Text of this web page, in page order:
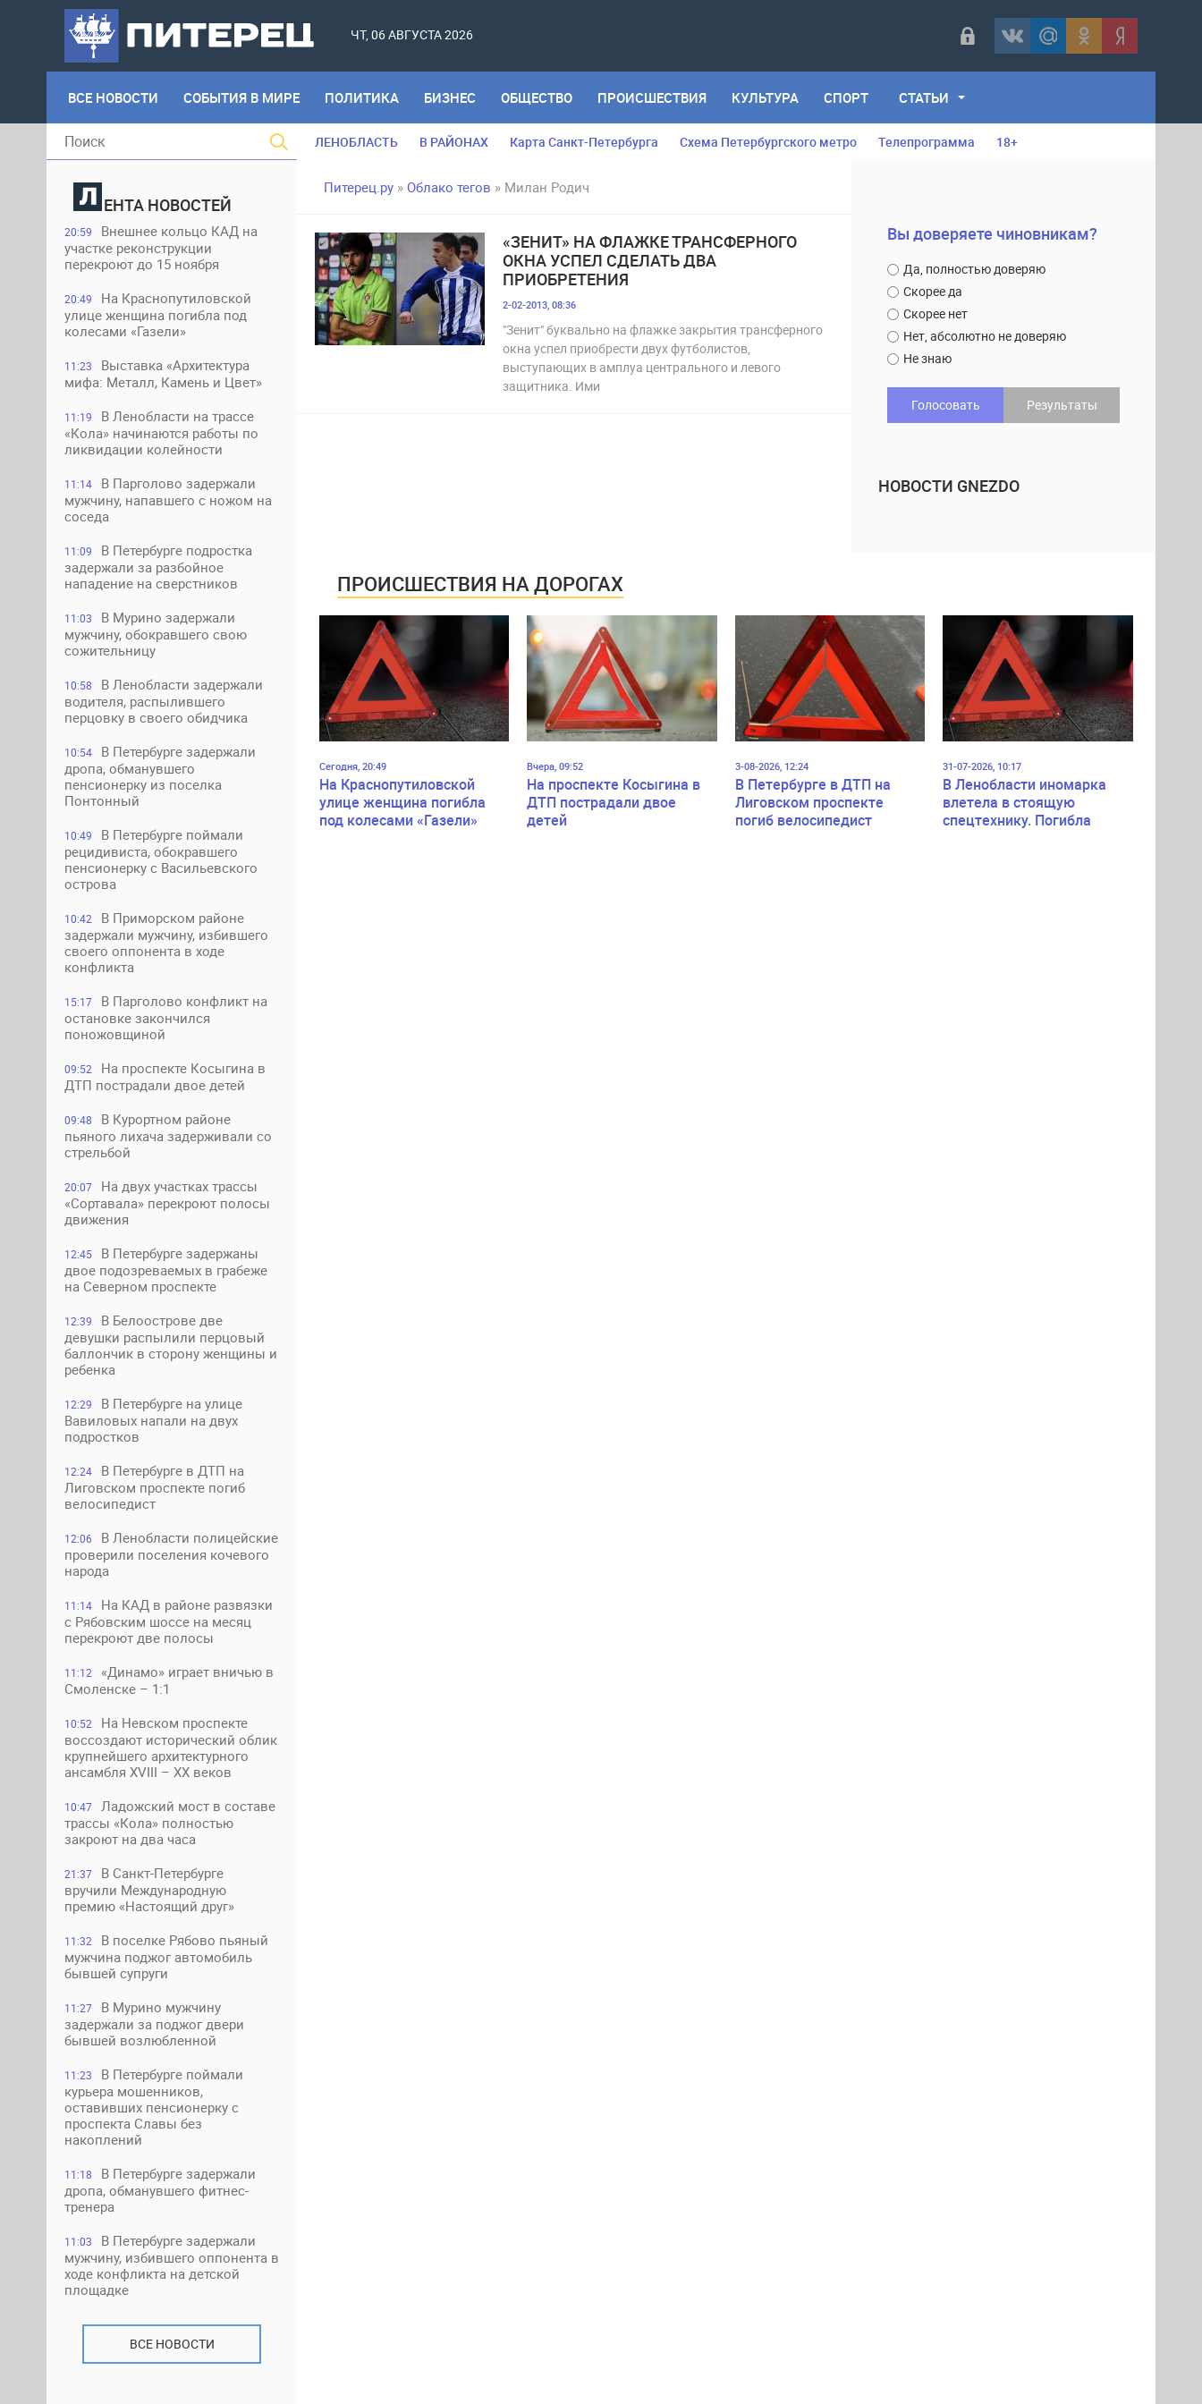
ЧТ, 06 АВГУСТА 2026
ВСЕ НОВОСТИ СОБЫТИЯ В МИРЕ ПОЛИТИКА БИЗНЕС ОБЩЕСТВО ПРОИСШЕСТВИЯ КУЛЬТУРА СПОРТ СТАТЬИ
ЕНТА НОВОСТЕЙ
20:59
Внешнее кольцо КАД на
участке реконструкции
перекроют до 15 ноября
20:49
На Краснопутиловской
улице женщина погибла под
колесами «Газели»
11:23
Выставка «Архитектура
мифа: Металл, Камень и Цвет»
11:19
В Ленобласти на трассе
«Кола» начинаются работы по
ликвидации колейности
11:14
В Парголово задержали
мужчину, напавшего с ножом на
соседа
11:09
В Петербурге подростка
задержали за разбойное
нападение на сверстников
11:03
В Мурино задержали
мужчину, обокравшего свою
сожительницу
10:58
В Ленобласти задержали
водителя, распылившего
перцовку в своего обидчика
10:54
В Петербурге задержали
дропа, обманувшего
пенсионерку из поселка
Понтонный
10:49
В Петербурге поймали
рецидивиста, обокравшего
пенсионерку с Васильевского
острова
10:42
В Приморском районе
задержали мужчину, избившего
своего оппонента в ходе
конфликта
15:17
В Парголово конфликт на
остановке закончился
поножовщиной
09:52
На проспекте Косыгина в
ДТП пострадали двое детей
09:48
В Курортном районе
пьяного лихача задерживали со
стрельбой
20:07
На двух участках трассы
«Сортавала» перекроют полосы
движения
12:45
В Петербурге задержаны
двое подозреваемых в грабеже
на Северном проспекте
12:39
В Белоострове две
девушки распылили перцовый
баллончик в сторону женщины и
ребенка
12:29
В Петербурге на улице
Вавиловых напали на двух
подростков
12:24
В Петербурге в ДТП на
Лиговском проспекте погиб
велосипедист
12:06
В Ленобласти полицейские
проверили поселения кочевого
народа
11:14
На КАД в районе развязки
с Рябовским шоссе на месяц
перекроют две полосы
11:12
«Динамо» играет вничью в
Смоленске – 1:1
10:52
На Невском проспекте
воссоздают исторический облик
крупнейшего архитектурного
ансамбля XVIII – XX веков
10:47
Ладожский мост в составе
трассы «Кола» полностью
закроют на два часа
21:37
В Санкт-Петербурге
вручили Международную
премию «Настоящий друг»
11:32
В поселке Рябово пьяный
мужчина поджог автомобиль
бывшей супруги
11:27
В Мурино мужчину
задержали за поджог двери
бывшей возлюбленной
11:23
В Петербурге поймали
курьера мошенников,
оставивших пенсионерку с
проспекта Славы без
накоплений
11:18
В Петербурге задержали
дропа, обманувшего фитнес-
тренера
11:03
В Петербурге задержали
мужчину, избившего оппонента в
ходе конфликта на детской
площадке
ВСЕ НОВОСТИ
ЛЕНОБЛАСТЬ В РАЙОНАХ Карта Санкт-Петербурга Схема Петербургского метро Телепрограмма 18+
Питерец.ру » Облако тегов » Милан Родич
«ЗЕНИТ» НА ФЛАЖКЕ ТРАНСФЕРНОГО
ОКНА УСПЕЛ СДЕЛАТЬ ДВА
ПРИОБРЕТЕНИЯ
2-02-2013, 08:36
"Зенит" буквально на флажке закрытия трансферного
окна успел приобрести двух футболистов,
выступающих в амплуа центрального и левого
защитника. Ими
Вы доверяете чиновникам?
Да, полностью доверяю
Скорее да
Скорее нет
Нет, абсолютно не доверяю
Не знаю
Голосовать Результаты
НОВОСТИ GNEZDO
ПРОИСШЕСТВИЯ НА ДОРОГАХ
Сегодня, 20:49
На Краснопутиловской
улице женщина погибла
под колесами «Газели»
Вчера, 09:52
На проспекте Косыгина в
ДТП пострадали двое
детей
3-08-2026, 12:24
В Петербурге в ДТП на
Лиговском проспекте
погиб велосипедист
31-07-2026, 10:17
В Ленобласти иномарка
влетела в стоящую
спецтехнику. Погибла